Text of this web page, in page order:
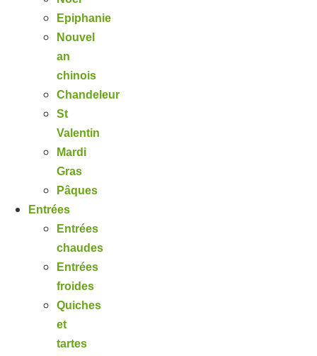
Epiphanie
Nouvel
an
chinois
Chandeleur
St
Valentin
Mardi
Gras
Pâques
Entrées
Entrées
chaudes
Entrées
froides
Quiches
et
tartes